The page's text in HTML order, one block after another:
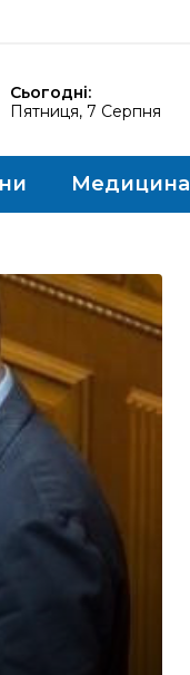
Сьогодні:
Пятниця, 7 Серпня
Медицина